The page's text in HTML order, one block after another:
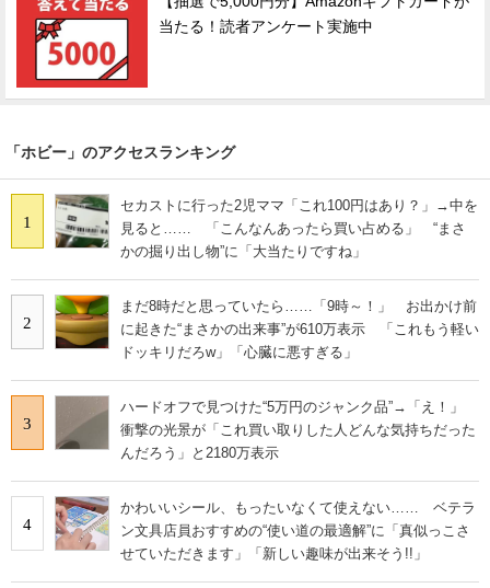
当たる！読者アンケート実施中
「ホビー」のアクセスランキング
1
セカストに行った2児ママ「これ100円はあり？」→中を
見ると…… 「こんなんあったら買い占める」 “まさ
かの掘り出し物”に「大当たりですね」
2
まだ8時だと思っていたら……「9時～！」 お出かけ前
に起きた“まさかの出来事”が610万表示 「これもう軽い
ドッキリだろw」「心臓に悪すぎる」
3
ハードオフで見つけた“5万円のジャンク品”→「え！」
衝撃の光景が「これ買い取りした人どんな気持ちだった
んだろう」と2180万表示
4
かわいいシール、もったいなくて使えない…… ベテラ
ン文具店員おすすめの“使い道の最適解”に「真似っこさ
せていただきます」「新しい趣味が出来そう!!」